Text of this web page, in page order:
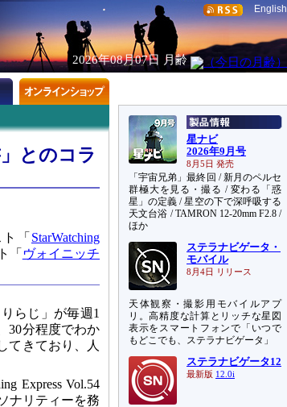
English
2026年08月07日 月齢
とのコラ
「 StarWatching
「 ヴォイニッチ
らじ」が毎週1
30分程度でわか
てきており、人
Express Vol.54
ナリティーを務
星ナビ
2026年9月号
8月5日 発売
「宇宙兄弟」最終回 / 新月のペルセ
群極大を見る・撮る / 変わる「惑
星」の定義 / 星空の下で深呼吸する
天文台浴 / TAMRON 12-20mm F2.8 /
ほか
ステラナビゲータ・
モバイル
8月4日 リリース
天体観察・撮影用モバイルアプ
リ。高精度な計算とリッチな星図
表示をスマートフォンで「いつで
もどこでも、ステラナビゲータ」
ステラナビゲータ12
最新版 12.0i